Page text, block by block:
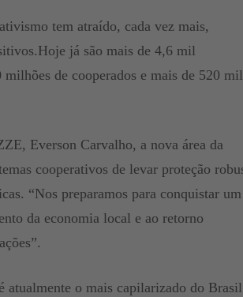
tem atraído, cada vez mais,
já são mais de 4,6 mil
de cooperados e mais de 520 mil
Everson Carvalho, a nova área da
cooperativos de levar proteção
“Nos preparamos para conquistar um
da economia local e ao retorno
o mais capilarizado do